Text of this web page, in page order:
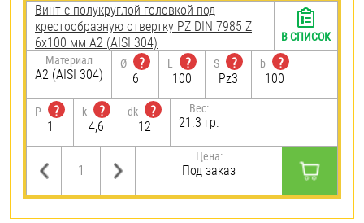
Винт с полукруглой головкой под
крестообразную отвертку PZ DIN 7985 Z
6х100 мм А2 (AISI 304)
Материал
А2 (AISI 304)
Ø
?
6
L
?
100
S
?
Pz3
b
?
100
P
?
1
k
?
4,6
dk
?
12
Вес:
21.3 гр.
Цена:
Под заказ
В СПИСОК